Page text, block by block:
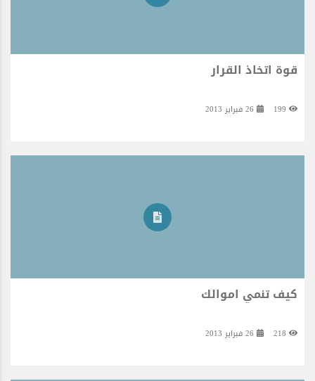
قوة اتخاذ القرار
كيف تنمي اموالك